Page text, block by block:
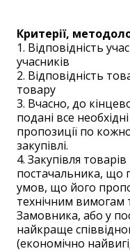
Критерії,
1. Відповідність
учасників
2. Відповідність
товару
3. Вчасно, до
подані все
пропозиції по
закупівлі.
4. Закупівля
постачальника, що
умов, що його
технічним вимогам
Замовника, або у
найкраще
(економічно